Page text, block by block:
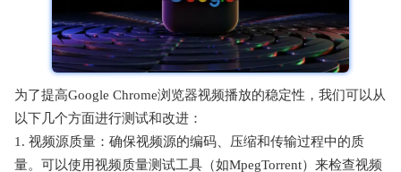
为了提高Google Chrome浏览器视频播放的稳定性，我们可以从
以下几个方面进行测试和改进：
1. 视频源质量：确保视频源的编码、压缩和传输过程中的质
量。可以使用视频质量测试工具（如MpegTorrent）来检查视频